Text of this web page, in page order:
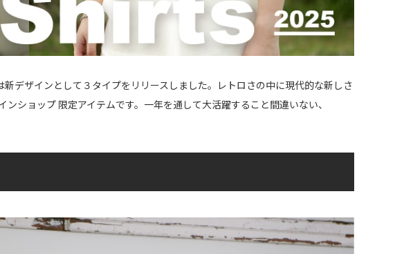
デザインとして３タイプをリリースしました。レトロさの中に現代的な新しさ
ショップ 限定アイテムです。一年を通して大活躍すること間違いない、